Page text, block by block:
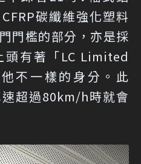
碳纖維強化塑料
門檻的部分，亦是採
頭有著「LC Limited
不一樣的身分。此
超過80km/h時就會